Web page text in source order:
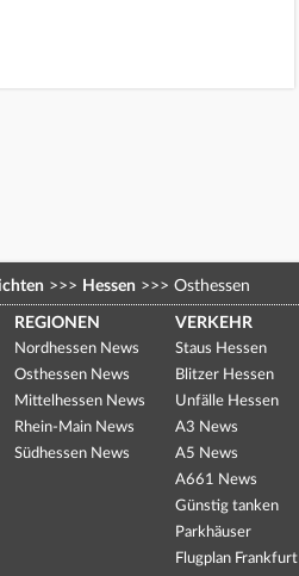
>>> Hessen >>> Osthessen
REGIONEN
Nordhessen News
Osthessen News
Mittelhessen News
Rhein-Main News
Südhessen News
VERKEHR
Staus Hessen
Blitzer Hessen
Unfälle Hessen
A3 News
A5 News
A661 News
Günstig tanken
Parkhäuser
Flugplan Frankfurt